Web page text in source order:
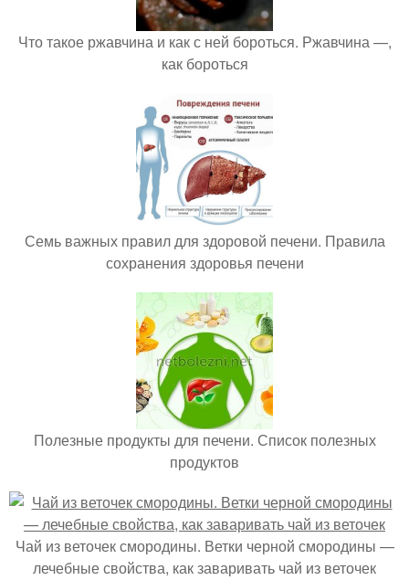
Что такое ржавчина и как с ней бороться. Ржавчина —,
как бороться
Семь важных правил для здоровой печени. Правила
сохранения здоровья печени
Полезные продукты для печени. Список полезных
продуктов
Чай из веточек смородины. Ветки черной смородины —
лечебные свойства, как заваривать чай из веточек